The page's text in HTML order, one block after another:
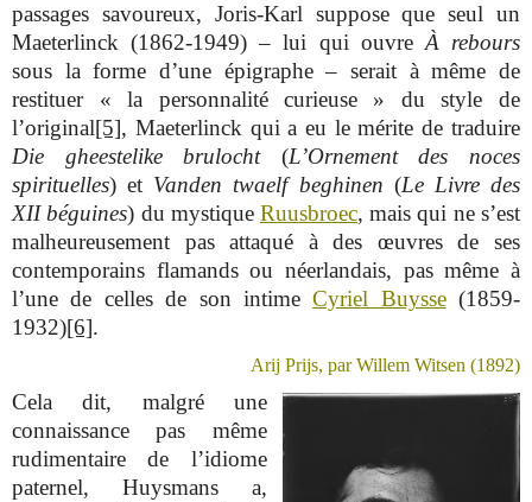
passages savoureux, Joris-Karl suppose que seul un
Maeterlinck (1862-1949) – lui qui ouvre À rebours
sous la forme d’une épigraphe – serait à même de
restituer « la personnalité curieuse » du style de
l’original[5], Maeterlinck qui a eu le mérite de traduire
Die gheestelike brulocht(L’Ornement des noces
spirituelles) et Vanden twaelf beghinen (Le Livre des
XII béguines) du mystique Ruusbroec, mais qui ne s’est
malheureusement pas attaqué à des œuvres de ses
contemporains flamands ou néerlandais, pas même à
l’une de celles de son intimeCyriel Buysse(1859-
1932)[6].
Arij Prijs, par Willem Witsen (1892)
Cela dit, malgré une
connaissance pas même
rudimentaire de l’idiome
paternel, Huysmans a,